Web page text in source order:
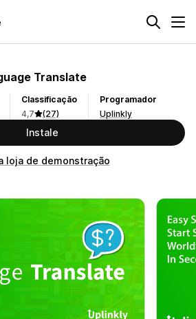
Translate
Classificação
4,7
(27)
Programador
Uplinkly
Instale
loja de demonstração